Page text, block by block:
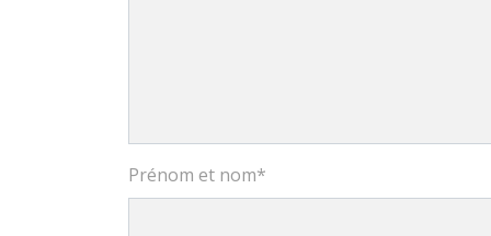
Prénom et nom*